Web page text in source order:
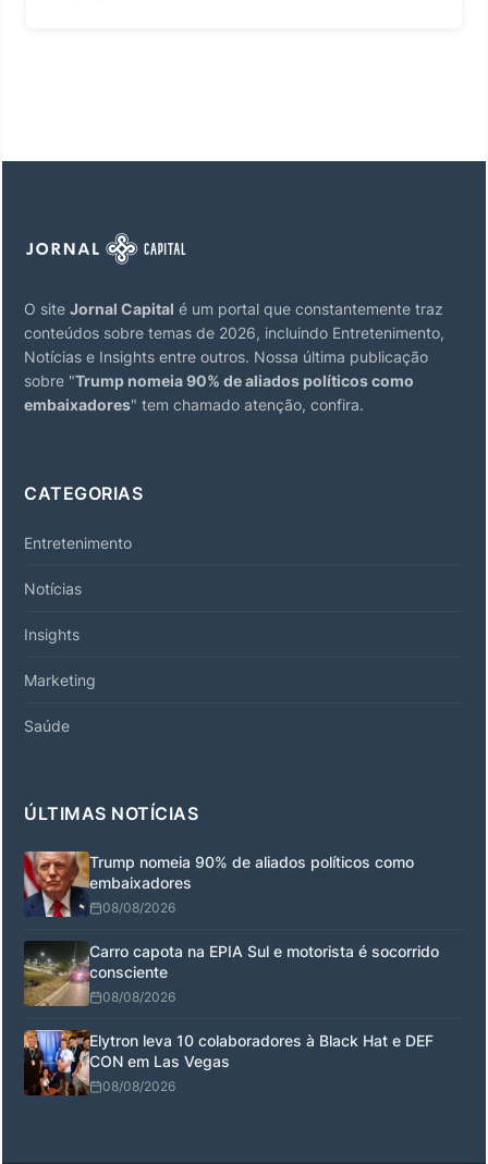
O site Jornal Capital é um portal que constantemente traz
conteúdos sobre temas de 2026, incluindo Entretenimento,
Notícias e Insights entre outros. Nossa última publicação
sobre "Trump nomeia 90% de aliados políticos como
embaixadores" tem chamado atenção, confira.
CATEGORIAS
Entretenimento
Notícias
Insights
Marketing
Saúde
ÚLTIMAS NOTÍCIAS
Trump nomeia 90% de aliados políticos como
embaixadores
08/08/2026
Carro capota na EPIA Sul e motorista é socorrido
consciente
08/08/2026
Elytron leva 10 colaboradores à Black Hat e DEF
CON em Las Vegas
08/08/2026